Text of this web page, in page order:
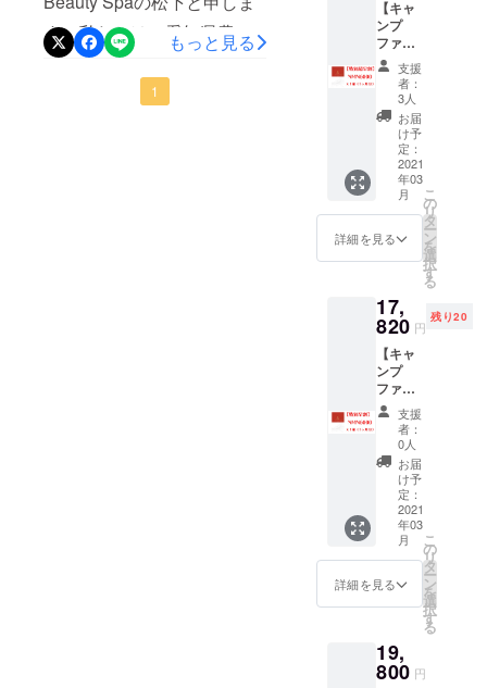
ました。うちのような弱小
企業は、コロナでかなりダ
メージを被っていますので
す。私たちは、愛知県豊橋
市にて小さな家族経営のエ
イジングケア化粧品専門店
もっと見る
1
【キャ
ンプ
ファイ
ヤー特
別超早
割】数
量限定
NMN60
00 x 1
箱 1ヶ
月分
支援
者：
3人
お届
け予
定：
2021
年03
月
詳細を見る
こ
の
リ
タ
ー
ン
を
選
択
す
る
17,
820 円
残り20
【キャ
ンプ
ファイ
ヤー特
別早
割】数
量限定
NMN60
00 x 1
箱 1ヶ
月分
支援
者：
0人
お届
け予
定：
2021
年03
月
詳細を見る
こ
の
リ
タ
ー
ン
を
選
択
す
る
19,
800 円